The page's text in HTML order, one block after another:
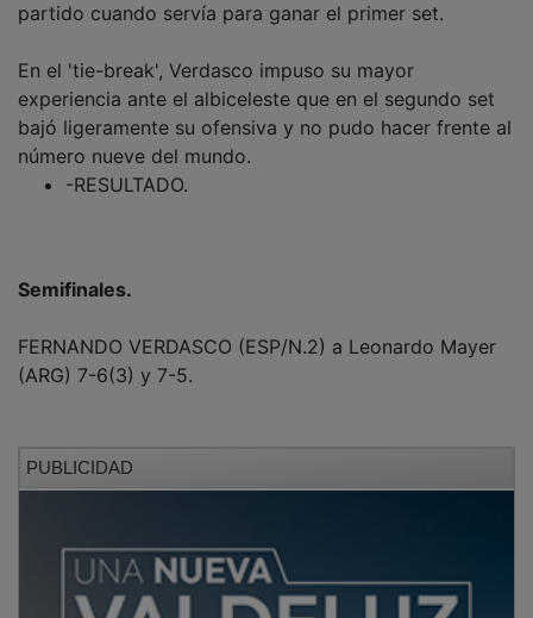
partido cuando servía para ganar el primer set.
En el 'tie-break', Verdasco impuso su mayor
experiencia ante el albiceleste que en el segundo set
bajó ligeramente su ofensiva y no pudo hacer frente al
número nueve del mundo.
-RESULTADO.
Semifinales.
FERNANDO VERDASCO (ESP/N.2) a Leonardo Mayer
(ARG) 7-6(3) y 7-5.
PUBLICIDAD